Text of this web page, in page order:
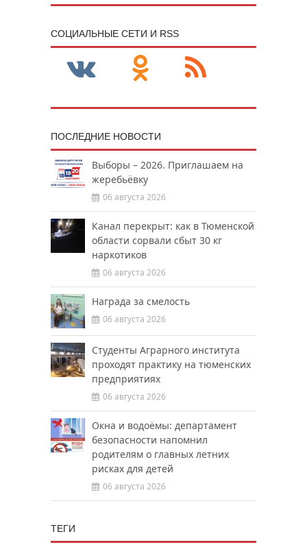
CОЦИАЛЬНЫЕ СЕТИ И RSS
ПОСЛЕДНИЕ НОВОСТИ
Выборы – 2026. Приглашаем на
жеребьёвку
06 августа 2026
Канал перекрыт: как в Тюменской
области сорвали сбыт 30 кг
наркотиков
06 августа 2026
Награда за смелость
06 августа 2026
Студенты Аграрного института
проходят практику на тюменских
предприятиях
06 августа 2026
Окна и водоёмы: департамент
безопасности напомнил
родителям о главных летних
рисках для детей
06 августа 2026
ТЕГИ